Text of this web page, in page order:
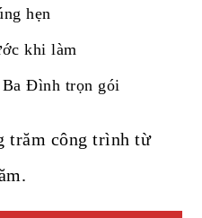
hẹn
khi làm
Ba Đình trọn gói
trăm công trình từ